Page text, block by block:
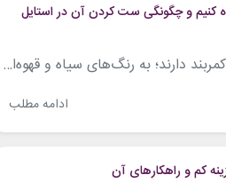
کنیم و چگونگی ست کردن آن در استایل
بیشتر آقایان دو رنگ کمربند دارند؛ به رنگ‌های سیاه و قهوه‌ای. اما خیلی از آن‌ها نمی‌دانند که همین کمربند که ما به عنوان آیتم پیش پاافتاده و فقط کاربردی می‌شناسیم‌اش می‌تواند یک لباس را بسازد یا خرابش کند. درست برعکس خانم‌ها که حسابی رمز کمربند را می‌دانند. قوانین انتخاب و بستن کمربند خیلی زیاد و...
ادامه مطلب
کم و راهکارهای آن